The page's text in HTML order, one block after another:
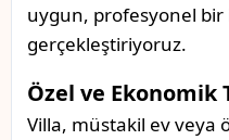
uygun, profesyonel bir
gerçekleştiriyoruz.
Özel ve Ekonomik
Villa, müstakil ev veya